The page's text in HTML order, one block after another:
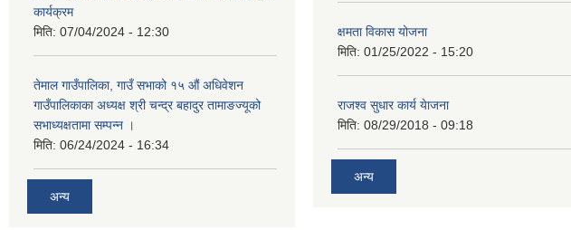
कार्यक्रम
मिति: 07/04/2024 - 12:30
तेमाल गाउँपालिका, गाउँ सभाको १५ औं अधिवेशन
गाउँपालिकाका अध्यक्ष श्री चन्द्र बहादुर तामाङज्यूको
सभाध्यक्षतामा सम्पन्न ।
मिति: 06/24/2024 - 16:34
अन्य
क्षमता विकास योजना
मिति: 01/25/2022 - 15:20
राजश्व सुधार कार्य येाजना
मिति: 08/29/2018 - 09:18
अन्य